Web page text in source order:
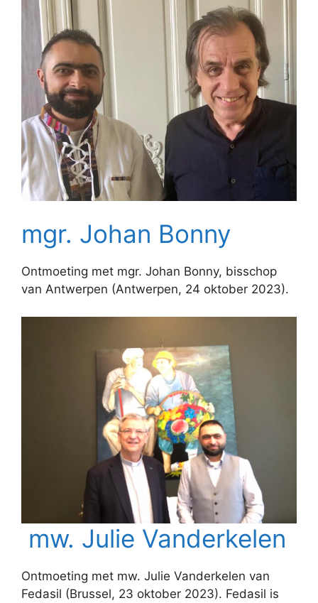
mgr. Johan Bonny
Ontmoeting met mgr. Johan Bonny, bisschop
van Antwerpen (Antwerpen, 24 oktober 2023).
mw. Julie Vanderkelen
Ontmoeting met mw. Julie Vanderkelen van
Fedasil (Brussel, 23 oktober 2023). Fedasil is